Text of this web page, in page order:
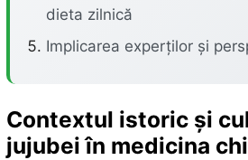
dieta zilnică
Implicarea experților și
Contextul istoric și
jujubei în medicina